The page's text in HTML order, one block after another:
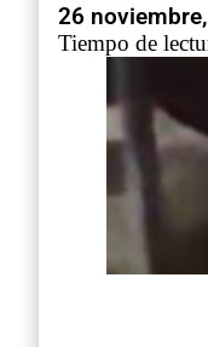
26
Tiempo de